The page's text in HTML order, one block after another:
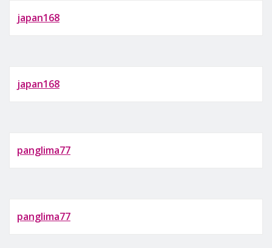
japan168
japan168
panglima77
panglima77